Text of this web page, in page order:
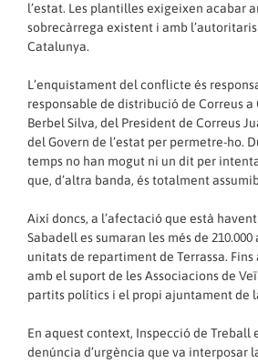
l’estat. Les plantilles exigeixen acabar
sobrecàrrega existent i amb
Catalunya.
L’enquistament del conflicte és
responsable de distribució de Correus
Berbel Silva, del President de Correus
del Govern de l’estat per permetre-ho.
temps no han mogut ni un dit per
que, d’altra banda, és totalment
Així doncs, a l’afectació que està havent
Sabadell es sumaran les més de
unitats de repartiment de Terrassa.
amb el suport de les Associacions de
partits polítics i el propi ajuntament de
En aquest context, Inspecció de Treball
denúncia d’urgència que va interposar